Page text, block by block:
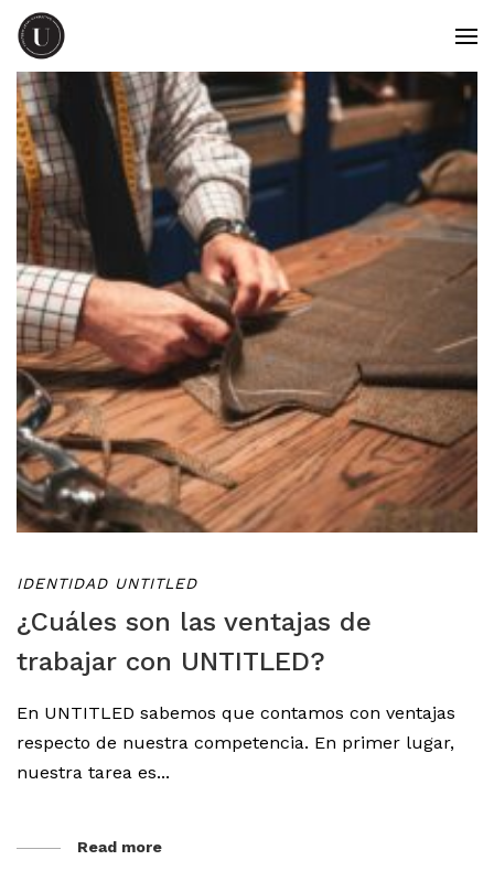
IDENTIDAD UNTITLED
¿Cuáles son las ventajas de
trabajar con UNTITLED?
En UNTITLED sabemos que contamos con ventajas
respecto de nuestra competencia. En primer lugar,
nuestra tarea es...
Read more